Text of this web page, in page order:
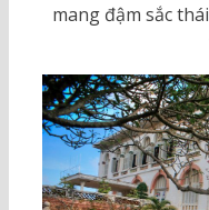
mang đậm sắc